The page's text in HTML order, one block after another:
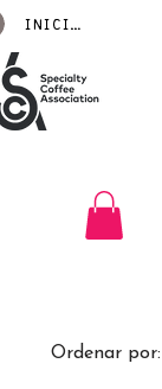
Iniciar sesión
Ordenar por: